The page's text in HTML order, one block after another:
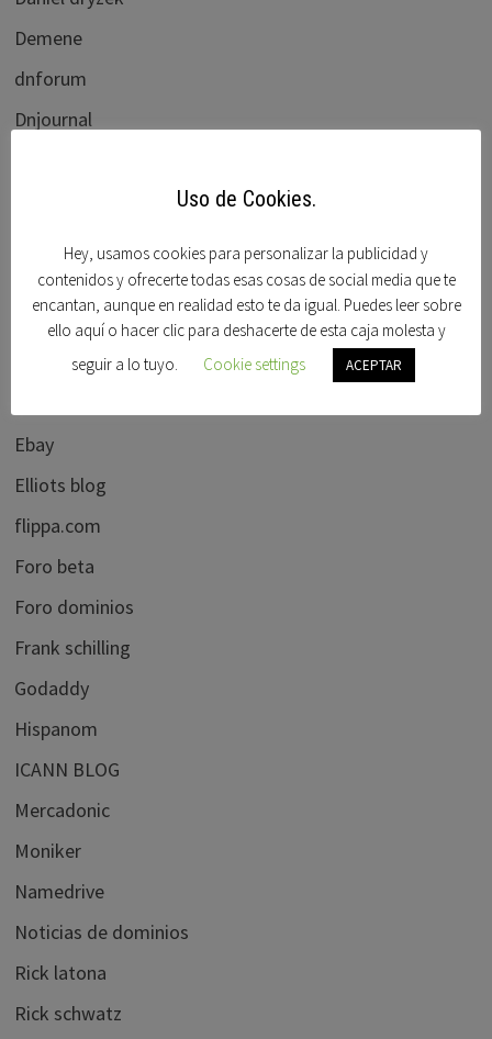
Demene
dnforum
Dnjournal
Dominios clave
Dominios en venta
Dominios Idn
Domisfera
Ebay
Elliots blog
flippa.com
Foro beta
Foro dominios
Frank schilling
Godaddy
Hispanom
ICANN BLOG
Mercadonic
Moniker
Namedrive
Noticias de dominios
Rick latona
Rick schwatz
Uso de Cookies.
Hey, usamos cookies para personalizar la publicidad y
contenidos y ofrecerte todas esas cosas de social media que te
encantan, aunque en realidad esto te da igual. Puedes leer sobre
ello aquí o hacer clic para deshacerte de esta caja molesta y
seguir a lo tuyo.
Cookie settings ACEPTAR